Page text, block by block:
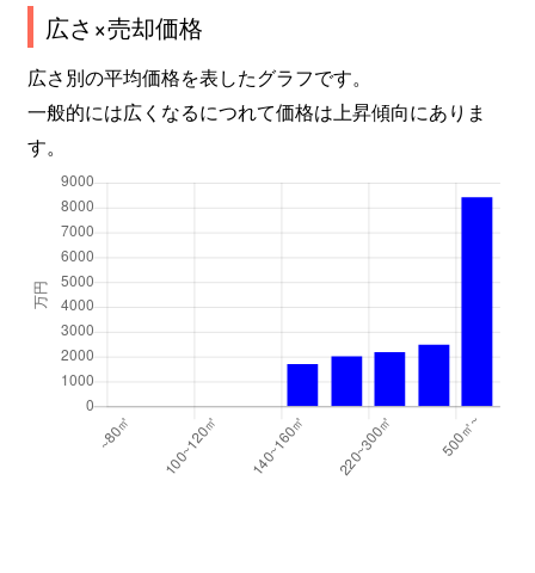
広さ×売却価格
広さ別の平均価格を表したグラフです。
一般的には広くなるにつれて価格は上昇傾向にありま
す。